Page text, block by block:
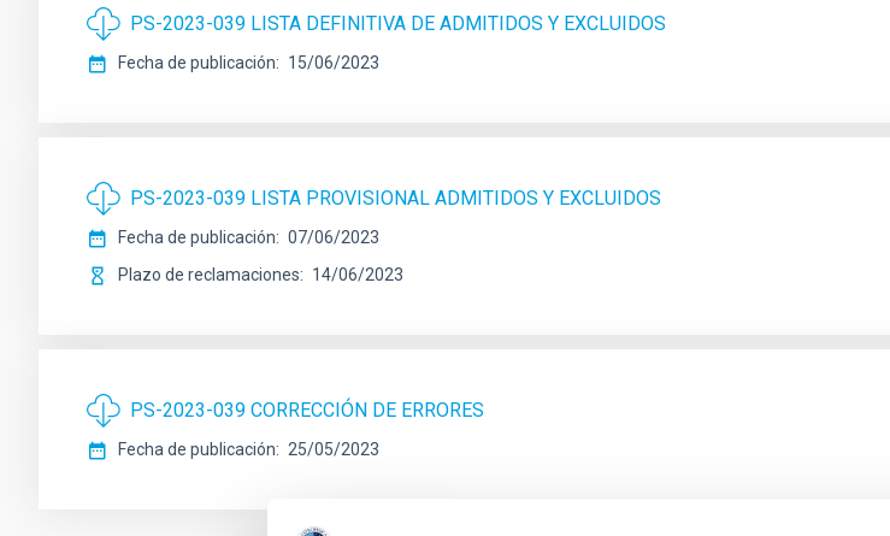
PS-2023-039 LISTA DEFINITIVA DE ADMITIDOS Y EXCLUIDOS
Fecha de publicación 15/06/2023
PS-2023-039 LISTA PROVISIONAL ADMITIDOS Y EXCLUIDOS
Fecha de publicación
07/06/2023
Plazo de reclamaciones
14/06/2023
PS-2023-039 CORRECCIÓN DE ERRORES
Fecha de publicación 25/05/2023